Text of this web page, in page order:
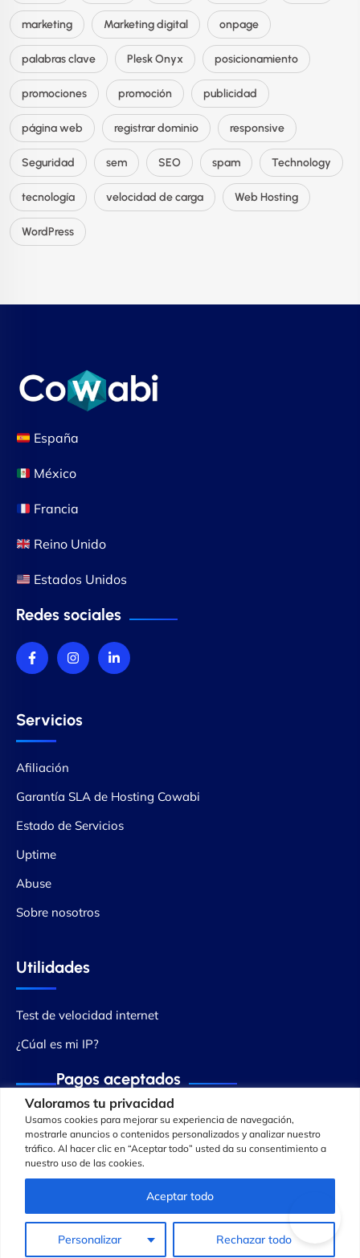
Valoramos tu privacidad
Usamos cookies para mejorar su experiencia de navegación,
mostrarle anuncios o contenidos personalizados y analizar nuestro
tráfico. Al hacer clic en “Aceptar todo” usted da su consentimiento a
nuestro uso de las cookies.
Personalizar Rechazar todo
Aceptar todo
marketing Marketing digital onpage
palabras clave Plesk Onyx posicionamiento
promociones promoción publicidad
página web registrar dominio responsive
Seguridad sem SEO spam Technology
tecnología velocidad de carga Web Hosting
WordPress
España
México
Francia
Reino Unido
Estados Unidos
Redes sociales
Servicios
Afiliación
Garantía SLA de Hosting Cowabi
Estado de Servicios
Uptime
Abuse
Sobre nosotros
Utilidades
Test de velocidad internet
¿Cúal es mi IP?
Pagos aceptados